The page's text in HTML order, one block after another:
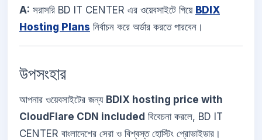
A: সরাসরি BD IT CENTER এর ওয়েবসাইটে গিয়ে BDIX
Hosting Plans নির্বাচন করে অর্ডার করতে পারবেন।
উপসংহার
আপনার ওয়েবসাইটের জন্য BDIX hosting price with
CloudFlare CDN included বিবেচনা করলে, BD IT
CENTER বাংলাদেশের সেরা ও বিশ্বস্ত হোস্টিং প্রোভাইডার।